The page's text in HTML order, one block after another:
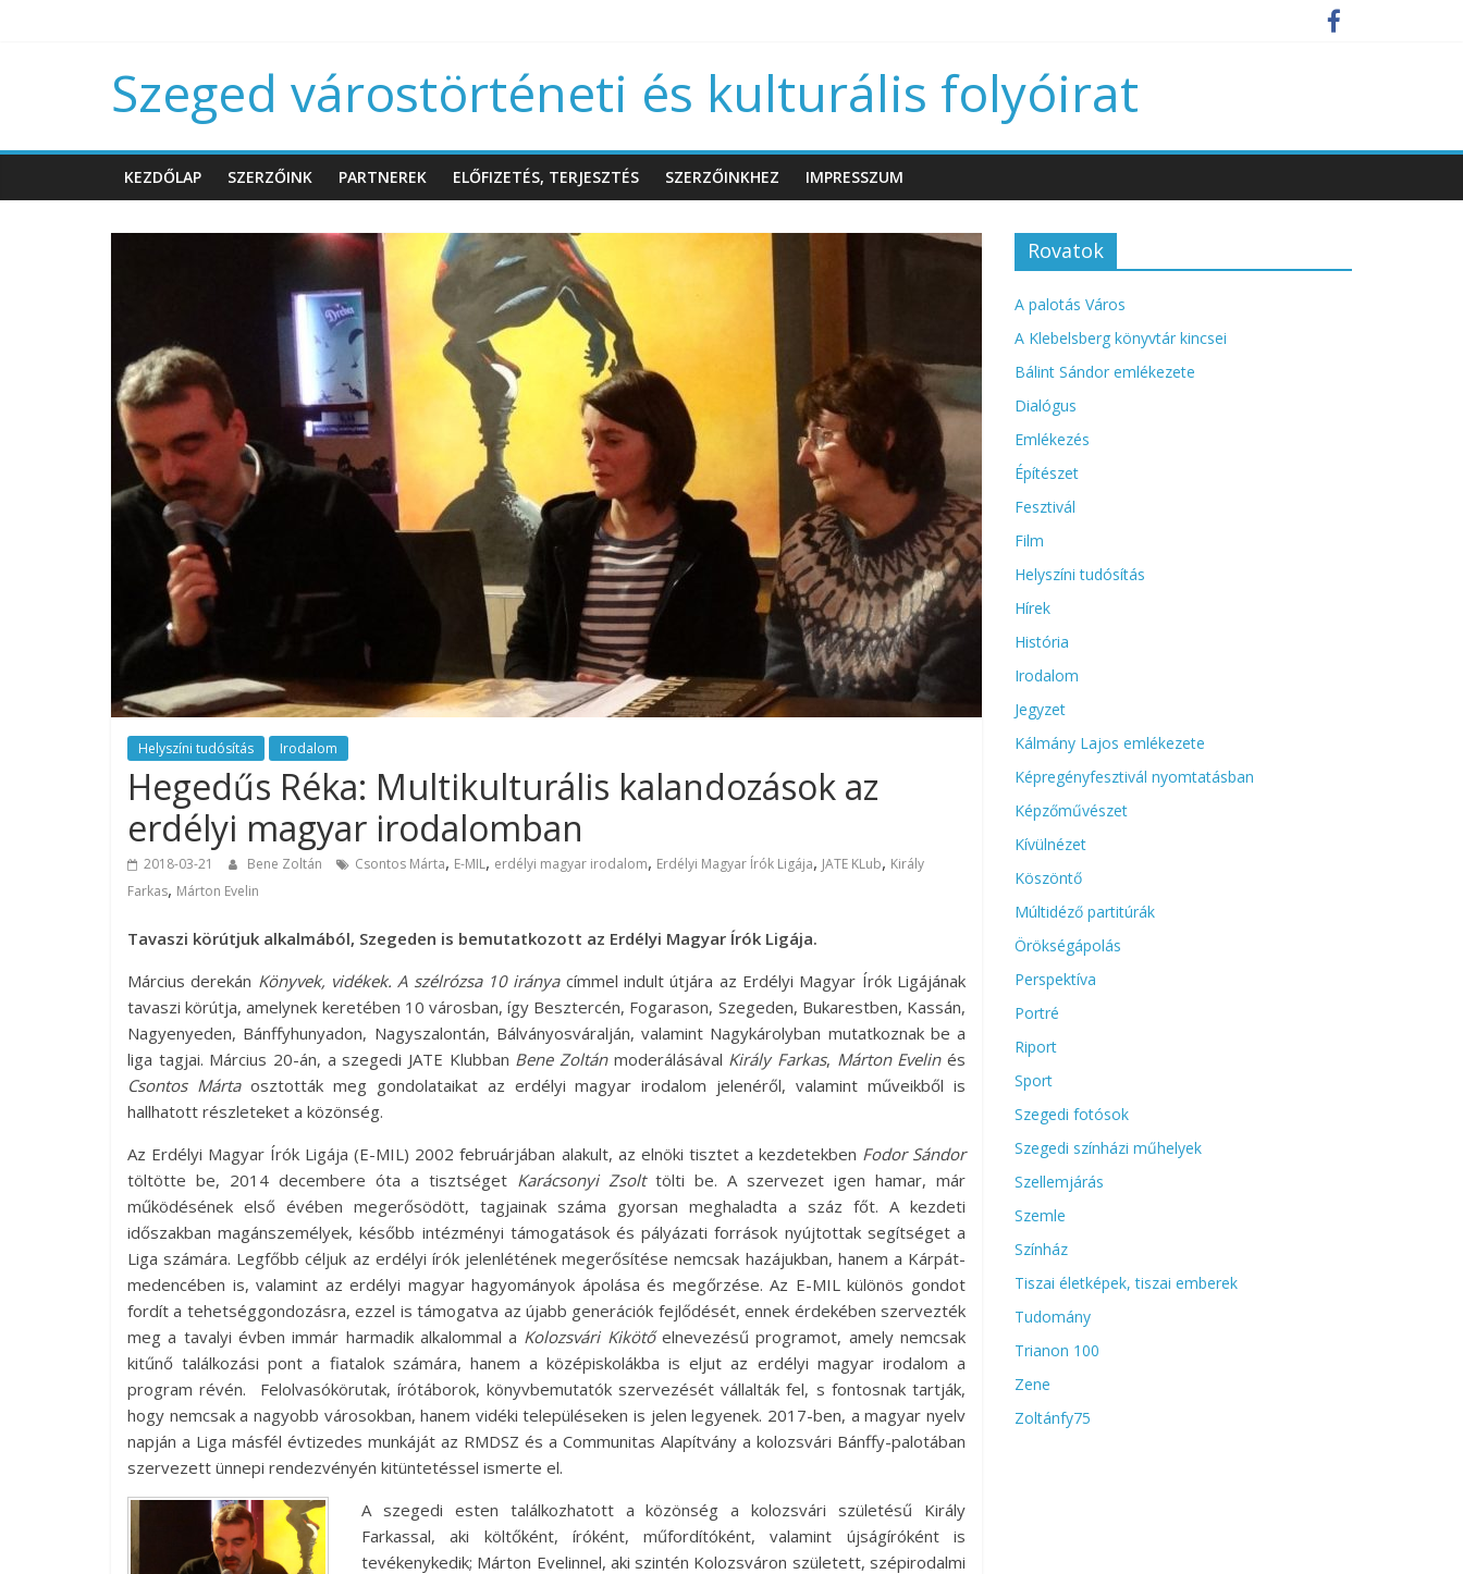
Szeged várostörténeti és kulturális folyóirat
KEZDŐLAP SZERZŐINK PARTNEREK ELŐFIZETÉS, TERJESZTÉS SZERZŐINKHEZ IMPRESSZUM
Helyszíni tudósítás Irodalom
Hegedűs Réka: Multikulturális kalandozások az
erdélyi magyar irodalomban
2018-03-21 Bene Zoltán Csontos Márta, E-MIL, erdélyi magyar irodalom, Erdélyi Magyar Írók Ligája, JATE KLub, Király
Farkas, Márton Evelin
Tavaszi körútjuk alkalmából, Szegeden is bemutatkozott az Erdélyi Magyar Írók Ligája.
Március derekán Könyvek, vidékek. A szélrózsa 10 iránya címmel indult útjára az Erdélyi Magyar Írók Ligájának
tavaszi körútja, amelynek keretében 10 városban, így Besztercén, Fogarason, Szegeden, Bukarestben, Kassán,
Nagyenyeden, Bánffyhunyadon, Nagyszalontán, Bálványosváralján, valamint Nagykárolyban mutatkoznak be a
liga tagjai. Március 20-án, a szegedi JATE Klubban Bene Zoltánmoderálásával Király Farkas, Márton Evelinés
Csontos Mártaosztották meg gondolataikat az erdélyi magyar irodalom jelenéről, valamint műveikből is
hallhatott részleteket a közönség.
Az Erdélyi Magyar Írók Ligája (E-MIL) 2002 februárjában alakult, az elnöki tisztet a kezdetekben Fodor Sándor
töltötte be, 2014 decembere óta a tisztséget Karácsonyi Zsolttölti be. A szervezet igen hamar, már
működésének első évében megerősödött, tagjainak száma gyorsan meghaladta a száz főt. A kezdeti
időszakban magánszemélyek, később intézményi támogatások és pályázati források nyújtottak segítséget a
Liga számára. Legfőbb céljuk az erdélyi írók jelenlétének megerősítése nemcsak hazájukban, hanem a Kárpát-
medencében is, valamint az erdélyi magyar hagyományok ápolása és megőrzése. Az E-MIL különös gondot
fordít a tehetséggondozásra, ezzel is támogatva az újabb generációk fejlődését, ennek érdekében szervezték
meg a tavalyi évben immár harmadik alkalommal a Kolozsvári Kikötőelnevezésű programot, amely nemcsak
kitűnő találkozási pont a fiatalok számára, hanem a középiskolákba is eljut az erdélyi magyar irodalom a
program révén. Felolvasókörutak, írótáborok, könyvbemutatók szervezését vállalták fel, s fontosnak tartják,
hogy nemcsak a nagyobb városokban, hanem vidéki településeken is jelen legyenek. 2017-ben, a magyar nyelv
napján a Liga másfél évtizedes munkáját az RMDSZ és a Communitas Alapítvány a kolozsvári Bánffy-palotában
szervezett ünnepi rendezvényén kitüntetéssel ismerte el.
A szegedi esten találkozhatott a közönség a kolozsvári születésű Király
Farkassal, aki költőként, íróként, műfordítóként, valamint újságíróként is
tevékenykedik; Márton Evelinnel, aki szintén Kolozsváron született, szépirodalmi
Rovatok
A palotás Város
A Klebelsberg könyvtár kincsei
Bálint Sándor emlékezete
Dialógus
Emlékezés
Építészet
Fesztivál
Film
Helyszíni tudósítás
Hírek
História
Irodalom
Jegyzet
Kálmány Lajos emlékezete
Képregényfesztivál nyomtatásban
Képzőművészet
Kívülnézet
Köszöntő
Múltidéző partitúrák
Örökségápolás
Perspektíva
Portré
Riport
Sport
Szegedi fotósok
Szegedi színházi műhelyek
Szellemjárás
Szemle
Színház
Tiszai életképek, tiszai emberek
Tudomány
Trianon 100
Zene
Zoltánfy75